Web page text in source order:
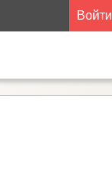
Войти